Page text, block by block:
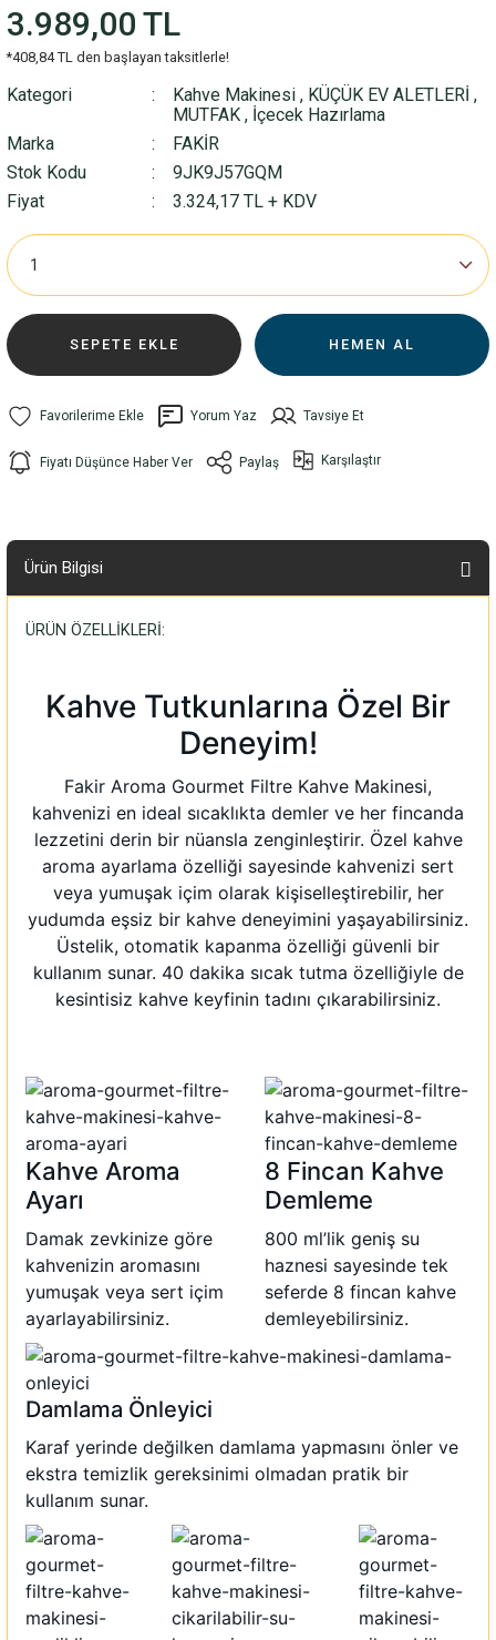
3.989,00 TL
*408,84 TL den başlayan taksitlerle!
Kategori Kahve Makinesi , KÜÇÜK EV ALETLERİ ,
MUTFAK , İçecek Hazırlama
Marka
FAKİR
Stok Kodu
9JK9J57GQM
Fiyat
3.324,17 TL + KDV
SEPETE EKLE HEMEN AL
Yorum Yaz Tavsiye Et
Fiyatı Düşünce Haber Ver Paylaş Karşılaştır
Ürün Bilgisi
ÜRÜN ÖZELLİKLERİ:
Kahve Tutkunlarına Özel Bir
Deneyim!
Fakir Aroma Gourmet Filtre Kahve Makinesi,
kahvenizi en ideal sıcaklıkta demler ve her fincanda
lezzetini derin bir nüansla zenginleştirir. Özel kahve
aroma ayarlama özelliği sayesinde kahvenizi sert
veya yumuşak içim olarak kişiselleştirebilir, her
yudumda eşsiz bir kahve deneyimini yaşayabilirsiniz.
Üstelik, otomatik kapanma özelliği güvenli bir
kullanım sunar. 40 dakika sıcak tutma özelliğiyle de
kesintisiz kahve keyfinin tadını çıkarabilirsiniz.
Kahve Aroma
Ayarı
Damak zevkinize göre
kahvenizin aromasını
yumuşak veya sert içim
ayarlayabilirsiniz.
8 Fincan Kahve
Demleme
800 ml’lik geniş su
haznesi sayesinde tek
seferde 8 fincan kahve
demleyebilirsiniz.
Damlama Önleyici
Karaf yerinde değilken damlama yapmasını önler ve
ekstra temizlik gereksinimi olmadan pratik bir
kullanım sunar.